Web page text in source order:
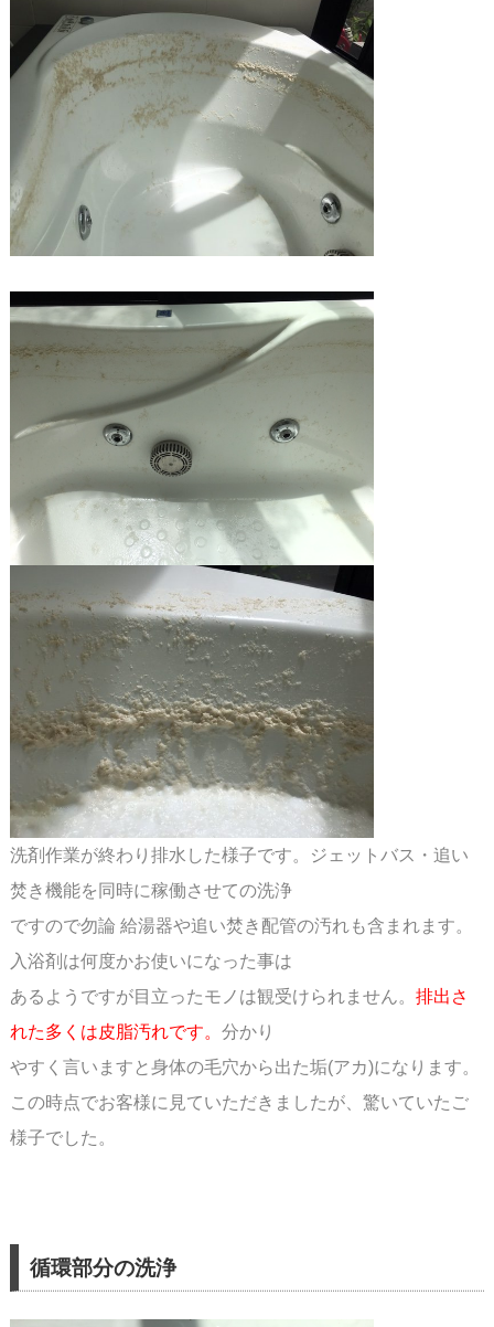
洗剤作業が終わり排水した様子です。ジェットバス・追い
焚き機能を同時に稼働させての洗浄
ですので勿論 給湯器や追い焚き配管の汚れも含まれます。
入浴剤は何度かお使いになった事は
あるようですが目立ったモノは観受けられません。 排出さ
れた多くは皮脂汚れです。 分かり
やすく言いますと身体の毛穴から出た垢(アカ)になります。
この時点でお客様に見ていただきましたが、驚いていたご
様子でした。
循環部分の洗浄